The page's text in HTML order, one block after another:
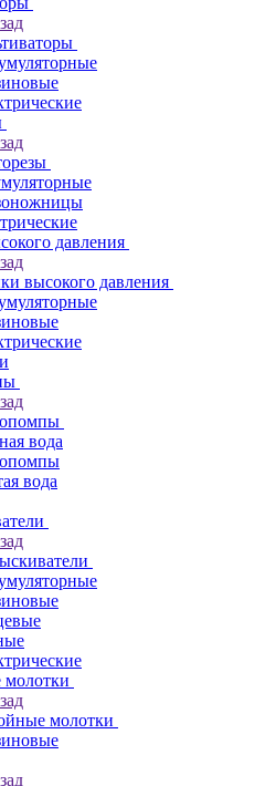
давления
высокого давления
вода
вода
молотки